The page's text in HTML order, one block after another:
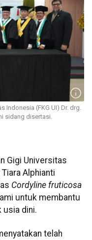
Indonesia (FKG UI) Dr. drg.
sidang disertasi.
Gigi Universitas
Tiara Alphianti
Cordyline fruticosa
untuk membantu
usia dini.
telah